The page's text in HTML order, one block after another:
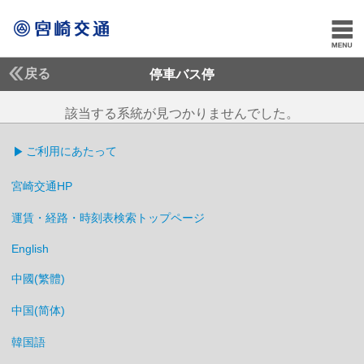
戻る 停車バス停
該当する系統が見つかりませんでした。
ご利用にあたって
宮崎交通HP
運賃・経路・時刻表検索トップページ
English
中國(繁體)
中国(简体)
韓国語